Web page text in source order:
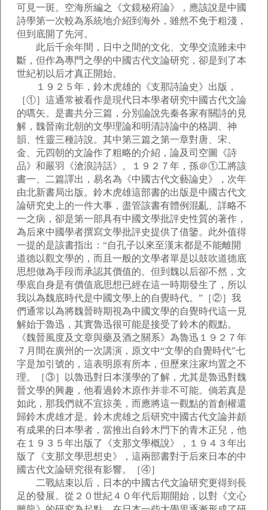
可見一斑。空海所編之《文鏡秘府論》，應該說是中國
詩學第一次較為系統地介紹到海外，雖然不免于粗淺，
但到底開了先河。
此后千余年間，日中之間的文化、文學交流雖未中
斷，但作為專門之學的中國古代文論研究，卻是到了本
世紀初以后才真正開始。
１９２５年，鈴木虎雄的《支那詩論史》出版，
［①］這通常被看作是現代日本學者研究中國古代文論
的嚆矢。是書共分三篇，分別論說先秦各家有關詩的見
解，魏晉南北朝的文學理論和明清詩論中的格調、神
韻、性靈三種詩說。其中第三篇之第一章對唐、宋、
金、元四朝的文論作了粗略的介紹，論及司空圖《詩
品》和嚴羽《滄浪詩話》。１９２７年，孫＠①工將該
書一、二篇譯出，易名為《中國古代文藝論史》，次年
由北新書局出版。鈴木虎雄這部書的出版是中國古代文
論研究史上的一件大事，盡管該書有體例混亂、詳略不
一之病，卻是第一部具有中國文學批評史性質的著作，
為后來中國學者撰寫文學批評史提供了借鑒。此外值得
一提的是該書指出：“自孔子以來至漢末都是不能離開
道德以觀文學的，而且一般的文學者單是以鼓吹道德底
思想做為手段而承認其價值的。但到魏以后卻不然，文
學底自身是有價值底思想已經在這一時期發生了，所以
我以為魏底時代是中國文學上的自覺時代。”［②］我
們通常以為將魏晉時期視為中國文學的自覺時代這一見
解始于魯迅，其實魯迅很可能是接受了鈴木的觀點。
《魏晉風度及文章與藥及酒之關系》為魯迅１９２７年
７月間在廣州的一次講演，原文中“文學的自覺時代”七
字是加引號的，這表明原有所本，但歷來注家均置之不
理。［③］以魯迅對日本漢學的了解，尤其是魯迅對魏
晉文學的興趣，他看過鈴木原作并非不可能。倘若真是
如此，那我們就不宜掠美，而應將這一觀點的首創權還
歸鈴木虎雄才是。鈴木虎雄之后研究中國古代文論并頗
有成果的日本學者，當推出自鈴木門下的青木正兒，他
在１９３５年出版了《支那文學概說》，１９４３年出
版了《支那文學思想史》，這兩部書對于后來日本的中
國古代文論研究很有影響。［④］
二戰結束以后，日本的中國古代文論研究更得到長
足的發展。從２０世紀４０年代后期開始，以對《文心